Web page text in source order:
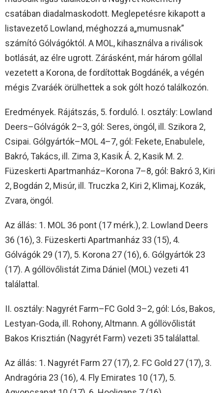
csatában diadalmaskodott. Meglepetésre kikapott a
listavezető Lowland, méghozzá a„mumusnak”
számító Gólvágóktól. A MOL, kihasználva a riválisok
botlását, az élre ugrott. Zárásként, már három góllal
vezetett a Korona, de fordítottak Bogdánék, a végén
mégis Zvaráék örülhettek a sok gólt hozó találkozón.
Eredmények. Rájátszás, 5. forduló. I. osztály: Lowland
Deers–Gólvágók 2–3, gól: Seres, öngól, ill. Szikora 2,
Csipai. Gólgyártók–MOL 4–7, gól: Fekete, Enabulele,
Bakró, Takács, ill. Zima 3, Kasik Á. 2, Kasik M. 2.
Füzeskerti Apartmanház–Korona 7–8, gól: Bakró 3, Kiri
2, Bogdán 2, Misúr, ill. Truczka 2, Kiri 2, Klimaj, Kozák,
Zvara, öngól.
Az állás: 1. MOL 36 pont (17 mérk.), 2. Lowland Deers
36 (16), 3. Füzeskerti Apartmanház 33 (15), 4.
Gólvágók 29 (17), 5. Korona 27 (16), 6. Gólgyártók 23
(17). A góllövőlistát Zima Dániel (MOL) vezeti 41
találattal.
II. osztály: Nagyrét Farm–FC Gold 3–2, gól: Lós, Bakos,
Lestyan-Goda, ill. Rohony, Altmann. A góllövőlistát
Bakos Krisztián (Nagyrét Farm) vezeti 35 találattal.
Az állás: 1. Nagyrét Farm 27 (17), 2. FC Gold 27 (17), 3.
Andragória 23 (16), 4. Fly Emirates 10 (17), 5.